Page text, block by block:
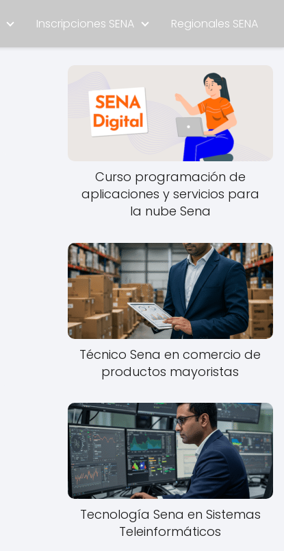
Inscripciones SENA Regionales SENA
Curso programación de
aplicaciones y servicios para
la nube Sena
Técnico Sena en comercio de
productos mayoristas
Tecnología Sena en Sistemas
Teleinformáticos